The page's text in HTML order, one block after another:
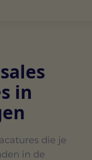
in
die je
in de